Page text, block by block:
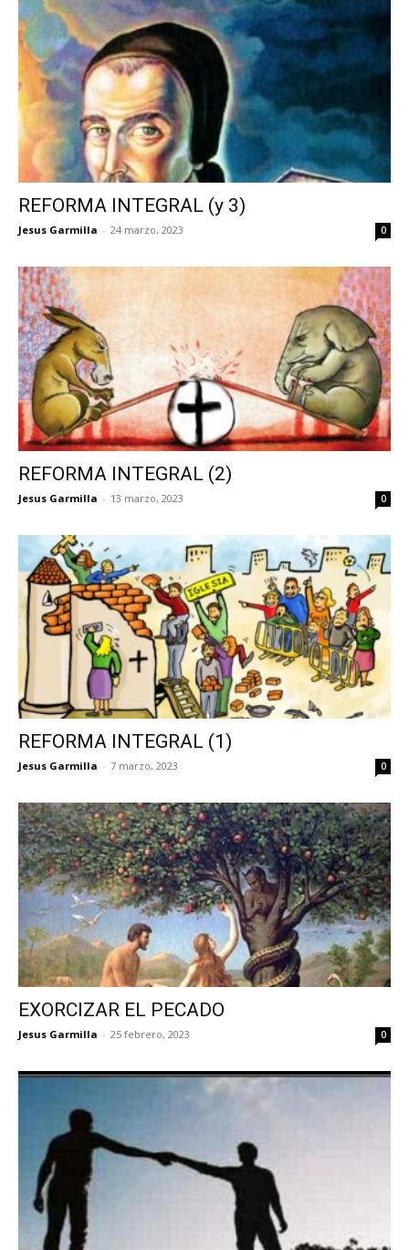
REFORMA INTEGRAL (y 3)
Jesus Garmilla - 24 marzo, 2023 0
REFORMA INTEGRAL (2)
Jesus Garmilla - 13 marzo, 2023 0
REFORMA INTEGRAL (1)
Jesus Garmilla - 7 marzo, 2023 0
EXORCIZAR EL PECADO
Jesus Garmilla - 25 febrero, 2023 0